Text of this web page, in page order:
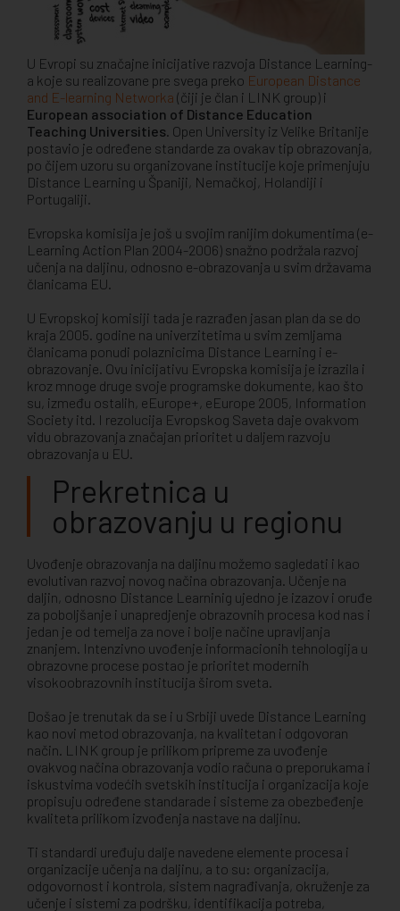
U Evropi su značajne inicijative razvoja Distance Learning-
a koje su realizovane pre svega preko European Distance
and E-learning Networka (čiji je član i LINK group) i
European association of Distance Education
Teaching Universities . Open University iz Velike Britanije
postavio je određene standarde za ovakav tip obrazovanja,
po čijem uzoru su organizovane institucije koje primenjuju
Distance Learning u Španiji, Nemačkoj, Holandiji i
Portugaliji.
Evropska komisija je još u svojim ranijim dokumentima (e-
Learning Action Plan 2004-2006) snažno podržala razvoj
učenja na daljinu, odnosno e-obrazovanja u svim državama
članicama EU.
U Evropskoj komisiji tada je razrađen jasan plan da se do
kraja 2005. godine na univerzitetima u svim zemljama
članicama ponudi polaznicima Distance Learning i e-
obrazovanje. Ovu inicijativu Evropska komisija je izrazila i
kroz mnoge druge svoje programske dokumente, kao što
su, između ostalih, eEurope+, eEurope 2005, Information
Society itd. I rezolucija Evropskog Saveta daje ovakvom
vidu obrazovanja značajan prioritet u daljem razvoju
obrazovanja u EU.
Prekretnica u
obrazovanju u regionu
Uvođenje obrazovanja na daljinu možemo sagledati i kao
evolutivan razvoj novog načina obrazovanja. Učenje na
daljin, odnosno Distance Learninig ujedno je izazov i oruđe
za poboljšanje i unapredjenje obrazovnih procesa kod nas i
jedan je od temelja za nove i bolje načine upravljanja
znanjem. Intenzivno uvođenje informacionih tehnologija u
obrazovne procese postao je prioritet modernih
visokoobrazovnih institucija širom sveta.
Došao je trenutak da se i u Srbiji uvede Distance Learning
kao novi metod obrazovanja, na kvalitetan i odgovoran
način. LINK group je prilikom pripreme za uvođenje
ovakvog načina obrazovanja vodio računa o preporukama i
iskustvima vodećih svetskih institucija i organizacija koje
propisuju određene standarade i sisteme za obezbeđenje
kvaliteta prilikom izvođenja nastave na daljinu.
Ti standardi uređuju dalje navedene elemente procesa i
organizacije učenja na daljinu, a to su: organizacija,
odgovornost i kontrola, sistem nagrađivanja, okruženje za
učenje i sistemi za podršku, identifikacija potreba,